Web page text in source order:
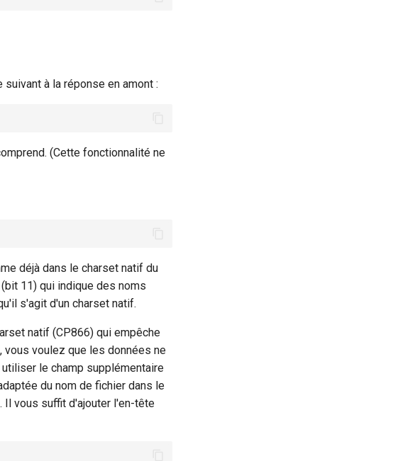
à la réponse en amont :
(Cette fonctionnalité ne
déjà dans le charset natif du
11) qui indique des noms
s'agit d'un charset natif.
natif (CP866) qui empêche
vous voulez que les données ne
le champ supplémentaire
du nom de fichier dans le
Il vous suffit d'ajouter l'en-tête